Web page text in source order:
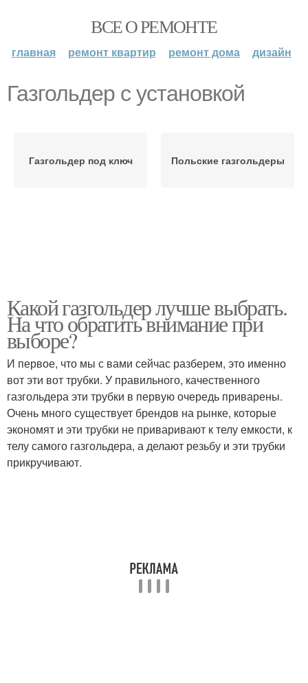
ВСЕ О РЕМОНТЕ
главная ремонт квартир ремонт дома дизайн
Газгольдер с установкой
Газгольдер под ключ Польские газгольдеры
Какой газгольдер лучше выбрать.
На что обратить внимание при
выборе?
И первое, что мы с вами сейчас разберем, это именно
вот эти вот трубки. У правильного, качественного
газгольдера эти трубки в первую очередь приварены.
Очень много существует брендов на рынке, которые
экономят и эти трубки не приваривают к телу емкости, к
телу самого газгольдера, а делают резьбу и эти трубки
прикручивают.